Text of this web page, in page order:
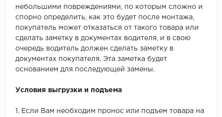
небольшими повреждениями, по которым сложно и
спорно определить, как это будет после монтажа,
покупатель может отказаться от такого товара или
сделать заметку в документах водителя, и в свою
очередь водитель должен сделать заметку в
документах покупателя. Эта заметка будет
основанием для последующей замены.
Условия выгрузки и подъема
1. Если Вам необходим пронос или подъем товара на